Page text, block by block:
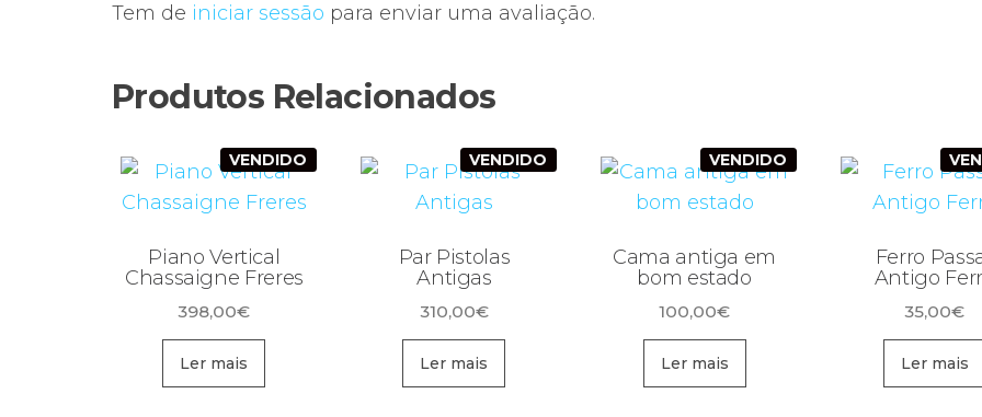
Tem de iniciar sessão para enviar uma avaliação.
Produtos Relacionados
VENDIDO
Piano Vertical
Chassaigne Freres
398,00€
Ler mais
VENDIDO
Par Pistolas
Antigas
310,00€
Ler mais
VENDIDO
Cama antiga em
bom estado
100,00€
Ler mais
Ferro
Antigo
35,00€
Ler mais